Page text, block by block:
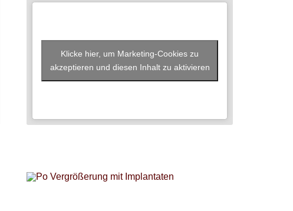
Klicke hier, um Marketing-Cookies zu
akzeptieren und diesen Inhalt zu aktivieren